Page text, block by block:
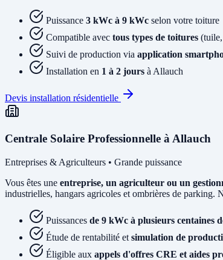
Puissance 3 kWc à 9 kWc selon votre toiture
Compatible avec tous types de toitures
Suivi de production via application
Installation en 1 à 2 jours à Allauch
Devis installation résidentielle
Centrale Solaire Professionnelle à Allauch
Entreprises & Agriculteurs • Grande puissance
Vous êtes une entreprise, un agriculteur ou un
industrielles, hangars agricoles et ombrières de
Puissances de 9 kWc à plusieurs centaines
Étude de rentabilité et simulation de
Éligible aux appels d'offres CRE et aides